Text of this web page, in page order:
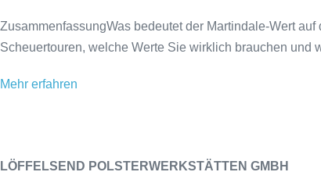
ZusammenfassungWas bedeutet der Martindale-Wert auf
Scheuertouren, welche Werte Sie wirklich brauchen und
Mehr erfahren
LÖFFELSEND POLSTERWERKSTÄTTEN GMBH